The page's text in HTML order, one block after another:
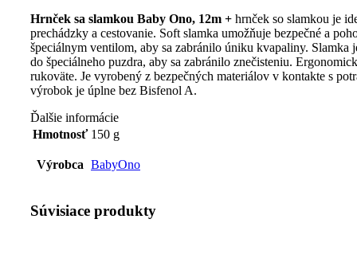
Hrnček sa slamkou Baby Ono, 12m + hrnček so slamkou je
prechádzky a cestovanie. Soft slamka umožňuje bezpečné a
špeciálnym ventilom, aby sa zabránilo úniku kvapaliny. Slamka
do špeciálneho puzdra, aby sa zabránilo znečisteniu.
rukoväte. Je vyrobený z bezpečných materiálov v kontakte s
výrobok je úplne bez Bisfenol A.
Ďalšie informácie
Hmotnosť 150 g
Výrobca BabyOno
Súvisiace produkty